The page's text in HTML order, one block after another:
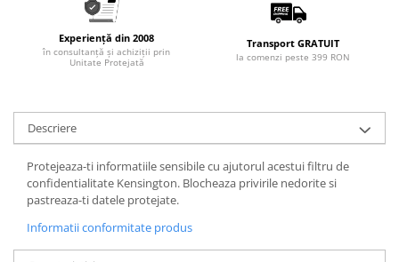
Tavite documente si suporturi
Ascutitori, radiere, agrafe
Foarfece pentru birou
Produse Antibacteriene
Articole pentru baie
Articole pentru bucatarie
Maturi, mopuri si galeti
Hartie igienica, prosoape hartie si
Experiență din 2008
în consultanță și achiziții prin
Unitate Protejată
Transport GRATUIT
la comenzi peste 399 RON
Descriere
Protejeaza-ti informatiile sensibile cu ajutorul acestui filtru de
confidentialitate Kensington. Blocheaza privirile nedorite si
pastreaza-ti datele protejate.
Informatii conformitate produs